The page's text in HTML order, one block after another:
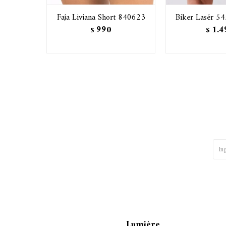
Faja Liviana Short 840623
$ 990
Biker Lasér
$